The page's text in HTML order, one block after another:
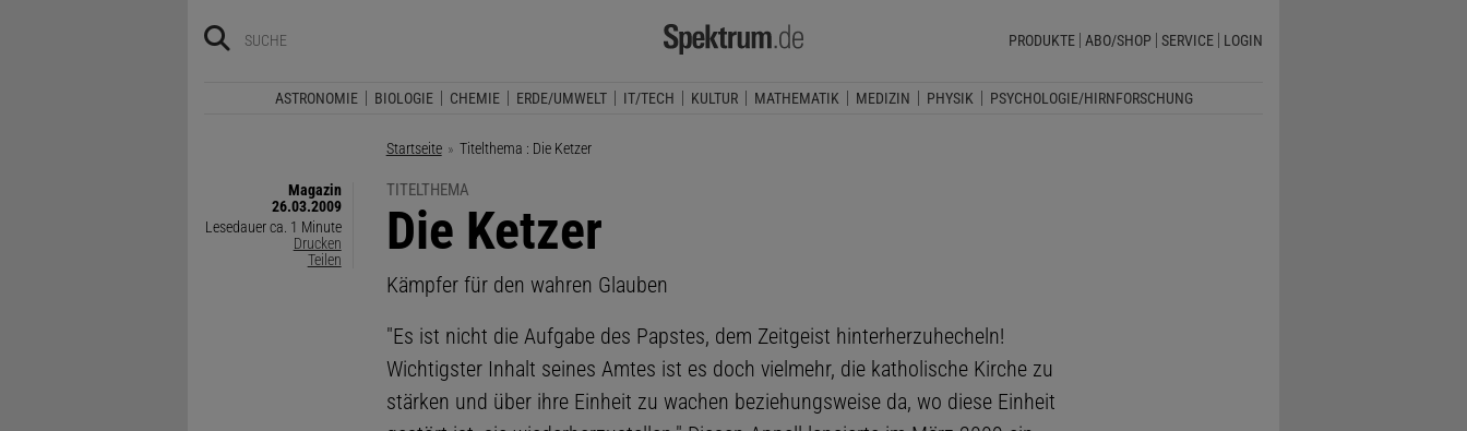
PRODUKTE ABO/SHOP SERVICE LOGIN
ASTRONOMIE BIOLOGIE CHEMIE ERDE/UMWELT IT/TECH KULTUR MATHEMATIK MEDIZIN PHYSIK PSYCHOLOGIE/HIRNFORSCHUNG
Startseite Aktuelle Seite:
Titelthema : Die Ketzer
Magazin
26.03.2009
Lesedauer ca. 1 Minute
Drucken
Teilen
TITELTHEMA
:
Die Ketzer
Kämpfer für den wahren Glauben
"Es ist nicht die Aufgabe des Papstes, dem Zeitgeist hinterherzuhecheln!
Wichtigster Inhalt seines Amtes ist es doch vielmehr, die katholische Kirche zu
stärken und über ihre Einheit zu wachen beziehungsweise da, wo diese Einheit